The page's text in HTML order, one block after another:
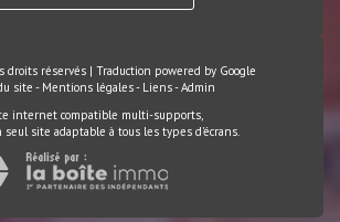
droits réservés | Traduction powered by Google
site - Mentions légales- Liens-Admin
internet compatible multi-supports,
seul site adaptable à tous les types d'écrans.